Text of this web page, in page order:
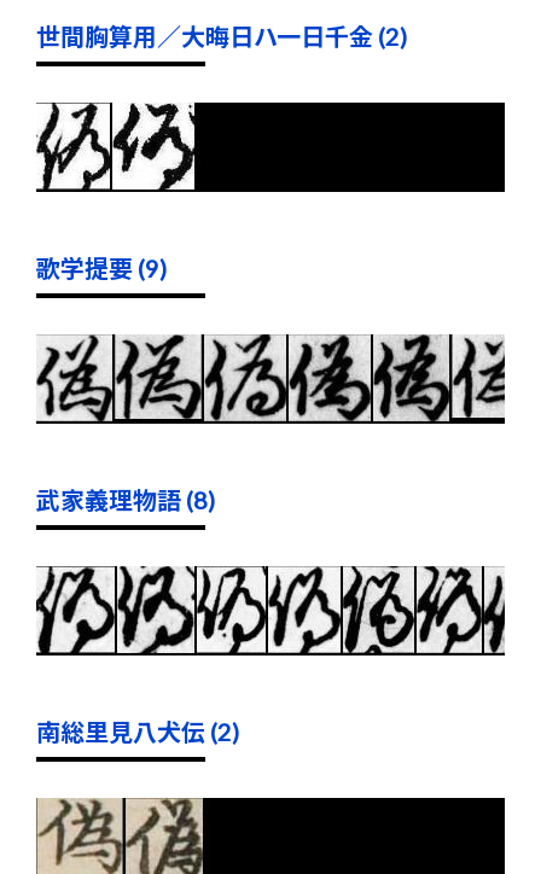
世間胸算用／大晦日ハ一日千金 (2)
歌学提要 (9)
武家義理物語 (8)
南総里見八犬伝 (2)